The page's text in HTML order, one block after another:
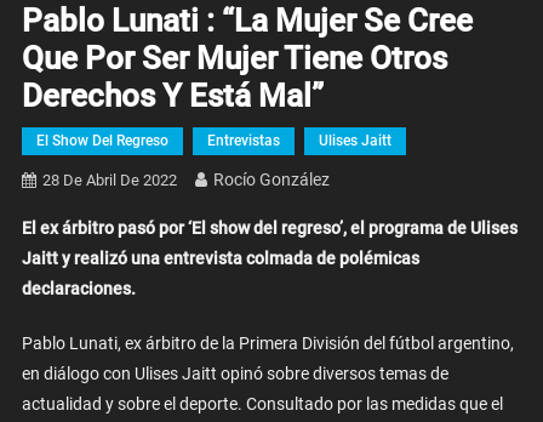
Pablo Lunati : “La Mujer Se Cree
Que Por Ser Mujer Tiene Otros
Derechos Y Está Mal”
El Show Del Regreso Entrevistas Ulises Jaitt
28 De Abril De 2022 Rocío González
El ex árbitro pasó por ‘El show del regreso’, el programa de Ulises
Jaitt y realizó una entrevista colmada de polémicas
declaraciones.
Pablo Lunati, ex árbitro de la Primera División del fútbol argentino,
en diálogo con Ulises Jaitt opinó sobre diversos temas de
actualidad y sobre el deporte. Consultado por las medidas que el